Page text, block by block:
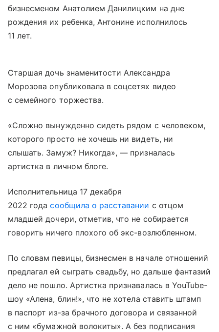
бизнесменом Анатолием Данилицким на дне
рождения их ребенка, Антонине исполнилось
11 лет.
Старшая дочь знаменитости Александра
Морозова опубликовала в соцсетях видео
с семейного торжества.
«Сложно вынужденно сидеть рядом с человеком,
которого просто не хочешь ни видеть, ни
слышать. Замуж? Никогда», — призналась
артистка в личном блоге.
Исполнительница 17 декабря
2022 годасообщила о расставании с отцом
младшей дочери, отметив, что не собирается
говорить ничего плохого об экс-возлюбленном.
По словам певицы, бизнесмен в начале отношений
предлагал ей сыграть свадьбу, но дальше фантазий
дело не пошло. Артистка признавалась в YouTube-
шоу «Алена, блин!», что не хотела ставить штамп
в паспорт из-за брачного договора и связанной
с ним «бумажной волокиты». А без подписания